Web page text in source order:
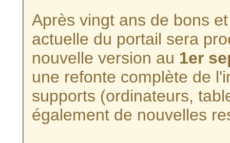
Après vingt ans de bons
actuelle du portail sera
nouvelle version au 1er
une refonte complète de
supports (ordinateurs,
également de nouvelles